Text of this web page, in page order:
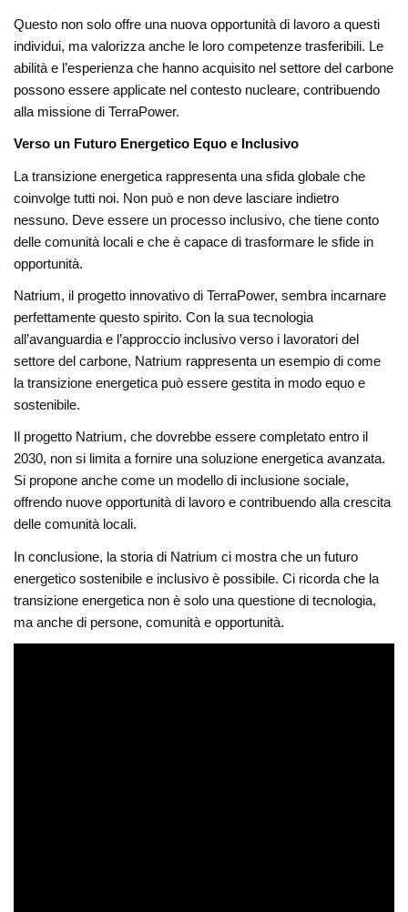
Questo non solo offre una nuova opportunità di lavoro a questi
individui, ma valorizza anche le loro competenze trasferibili. Le
abilità e l’esperienza che hanno acquisito nel settore del carbone
possono essere applicate nel contesto nucleare, contribuendo
alla missione di TerraPower.
Verso un Futuro Energetico Equo e Inclusivo
La transizione energetica rappresenta una sfida globale che
coinvolge tutti noi. Non può e non deve lasciare indietro
nessuno. Deve essere un processo inclusivo, che tiene conto
delle comunità locali e che è capace di trasformare le sfide in
opportunità.
Natrium, il progetto innovativo di TerraPower, sembra incarnare
perfettamente questo spirito. Con la sua tecnologia
all’avanguardia e l’approccio inclusivo verso i lavoratori del
settore del carbone, Natrium rappresenta un esempio di come
la transizione energetica può essere gestita in modo equo e
sostenibile.
Il progetto Natrium, che dovrebbe essere completato entro il
2030, non si limita a fornire una soluzione energetica avanzata.
Si propone anche come un modello di inclusione sociale,
offrendo nuove opportunità di lavoro e contribuendo alla crescita
delle comunità locali.
In conclusione, la storia di Natrium ci mostra che un futuro
energetico sostenibile e inclusivo è possibile. Ci ricorda che la
transizione energetica non è solo una questione di tecnologia,
ma anche di persone, comunità e opportunità.